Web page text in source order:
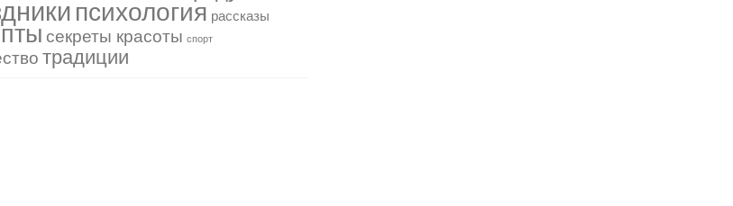
психология рассказы
секреты красоты спорт
традиции